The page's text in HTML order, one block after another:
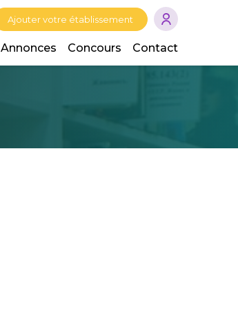
Ajouter votre établissement
Annonces Concours Contact